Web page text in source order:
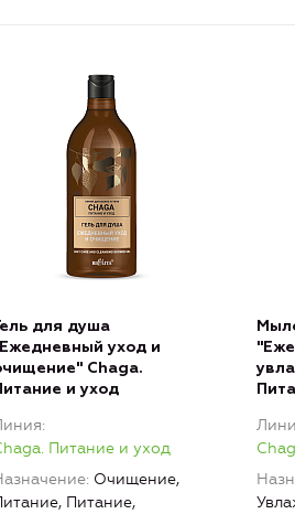
для душа
уход и
Chaga.
и уход
Питание и уход
Очищение,
Питание,